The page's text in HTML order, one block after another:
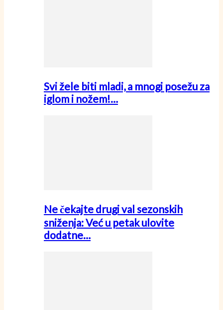
Svi žele biti mladi, a mnogi posežu za
iglom i nožem!…
Ne čekajte drugi val sezonskih
sniženja: Već u petak ulovite
dodatne…